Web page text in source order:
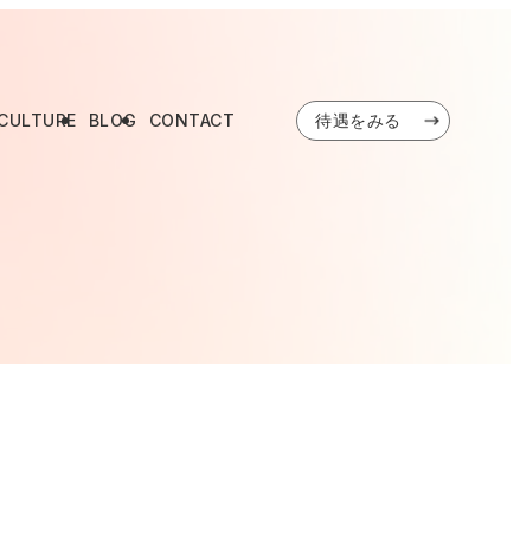
BLOG CONTACT 待遇をみる